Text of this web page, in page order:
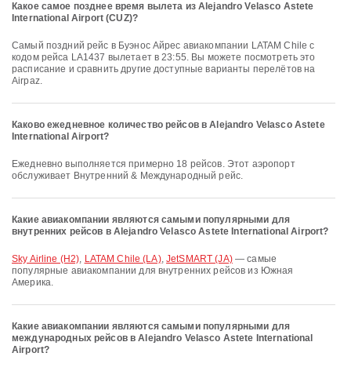
Какое самое позднее время вылета из Alejandro Velasco Astete
International Airport (CUZ)?
Самый поздний рейс в Буэнос Айрес авиакомпании LATAM Chile с
кодом рейса LA1437 вылетает в 23:55. Вы можете посмотреть это
расписание и сравнить другие доступные варианты перелётов на
Airpaz.
Каково ежедневное количество рейсов в Alejandro Velasco Astete
International Airport?
Ежедневно выполняется примерно 18 рейсов. Этот аэропорт
обслуживает Внутренний & Международный рейс.
Какие авиакомпании являются самыми популярными для
внутренних рейсов в Alejandro Velasco Astete International Airport?
Sky Airline (H2), LATAM Chile (LA),JetSMART (JA)— самые
популярные авиакомпании для внутренних рейсов из Южная
Америка.
Какие авиакомпании являются самыми популярными для
международных рейсов в Alejandro Velasco Astete International
Airport?